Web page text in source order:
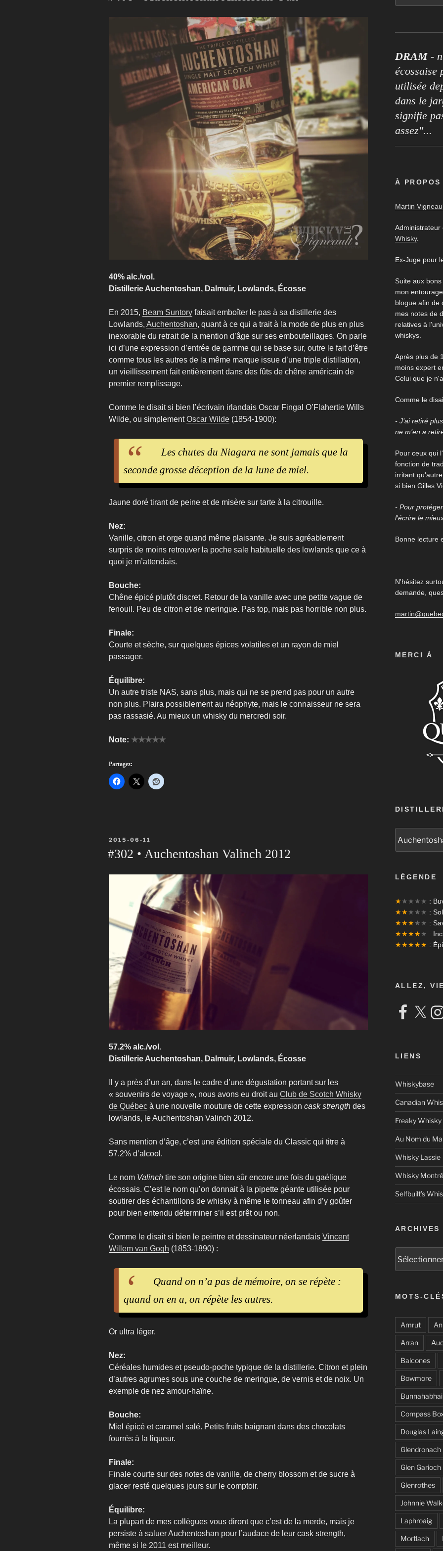
40% alc./vol.
Distillerie Auchentoshan, Dalmuir, Lowlands, Écosse
En 2015, Beam Suntory faisait emboîter le pas à sa distillerie des
Lowlands, Auchentoshan, quant à ce qui a trait à la mode de plus en plus
inexorable du retrait de la mention d’âge sur ses embouteillages. On parle
ici d’une expression d’entrée de gamme qui se base sur, outre le fait d’être
comme tous les autres de la même marque issue d’une triple distillation,
un vieillissement fait entièrement dans des fûts de chêne américain de
premier remplissage.
Comme le disait si bien l’écrivain irlandais Oscar Fingal O’Flahertie Wills
Wilde, ou simplementOscar Wilde (1854-1900):
Les chutes du Niagara ne sont jamais que la
seconde grosse déception de la lune de miel.
Jaune doré tirant de peine et de misère sur tarte à la citrouille.
Nez:
Vanille, citron et orge quand même plaisante. Je suis agréablement
surpris de moins retrouver la poche sale habituelle des lowlands que ce à
quoi je m’attendais.
Bouche:
Chêne épicé plutôt discret. Retour de la vanille avec une petite vague de
fenouil. Peu de citron et de meringue. Pas top, mais pas horrible non plus.
Finale:
Courte et sèche, sur quelques épices volatiles et un rayon de miel
passager.
Équilibre:
Un autre triste NAS, sans plus, mais qui ne se prend pas pour un autre
non plus. Plaira possiblement au néophyte, mais le connaisseur ne sera
pas rassasié. Au mieux un whisky du mercredi soir.
Note: ★★★★★
Partagez:
PUBLIÉ
2015-06-11
#302 • Auchentoshan Valinch 2012
57.2% alc./vol.
Distillerie Auchentoshan, Dalmuir, Lowlands, Écosse
Il y a près d’un an, dans le cadre d’une dégustation portant sur les
« souvenirs de voyage », nous avons eu droit au Club de Scotch Whisky
de Québec à une nouvelle mouture de cette expression cask strength des
lowlands, le Auchentoshan Valinch 2012.
Sans mention d’âge, c’est une édition spéciale du Classic qui titre à
57.2% d’alcool.
Le nom Valinch tire son origine bien sûr encore une fois du gaélique
écossais. C’est le nom qu’on donnait à la pipette géante utilisée pour
soutirer des échantillons de whisky à même le tonneau afin d’y goûter
pour bien entendu déterminer s’il est prêt ou non.
Comme le disait si bien le peintre et dessinateur néerlandais Vincent
Willem van Gogh (1853-1890) :
Quand on n’a pas de mémoire, on se répète :
quand on en a, on répète les autres.
Or ultra léger.
Nez:
Céréales humides et pseudo-poche typique de la distillerie. Citron et plein
d’autres agrumes sous une couche de meringue, de vernis et de noix. Un
exemple de nez amour-haïne.
Bouche:
Miel épicé et caramel salé. Petits fruits baignant dans des chocolats
fourrés à la liqueur.
Finale:
Finale courte sur des notes de vanille, de cherry blossom et de sucre à
glacer resté quelques jours sur le comptoir.
Équilibre:
La plupart de mes collègues vous diront que c’est de la merde, mais je
persiste à saluer Auchentoshan pour l’audace de leur cask strength,
même si le 2011 est meilleur.
DRAM-
écossaise
utilisée
dans le
signifie
assez"...
À PROPOS
Martin
Whisky.
Ex-Juge pour
Suite aux
mon
blogue afin de
mes notes de
relatives à
whiskys.
Après plus de
moins expert
Celui que je
Comme le
- J’ai retiré
ne m’en a
Pour ceux qui
fonction de
irritant
si bien Gilles
- Pour
l'écrire le
Bonne lecture
N'hésitez
demande,
MERCI À
LÉGENDE
★★★★★ :
★★★★★ :
★★★★★ :
★★★★★ :
★★★★★ :
ALLEZ,
Facebook
X
LIENS
Whiskybase
Canadian
Freaky Whisky
Au Nom du
Whisky Lassie
Whisky
Selfbuilt’s
ARCHIVES
MOTS-
Amrut
Arran
Balcones
Bowmore
Compass
Douglas
Glendronach
Glen Garioch
Glenrothes
Johnnie
Laphroaig
Mortlach